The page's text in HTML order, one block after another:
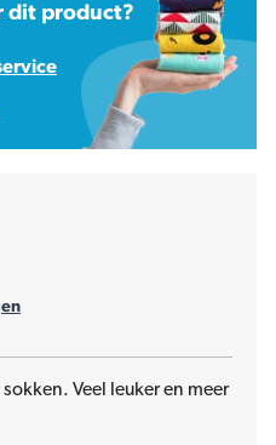
dit product?
Veel leuker en meer